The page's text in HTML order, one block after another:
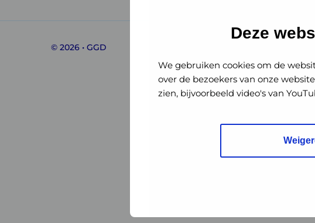
Deze
We gebruiken cookies om de
over de bezoekers van onze
zien, bijvoorbeeld video's van
GHORGHOR
Nederland
© 2026 • GGD